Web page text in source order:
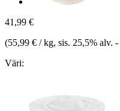
41,99 €
(55,99 € / kg, sis. 25,5% alv. -
Väri: